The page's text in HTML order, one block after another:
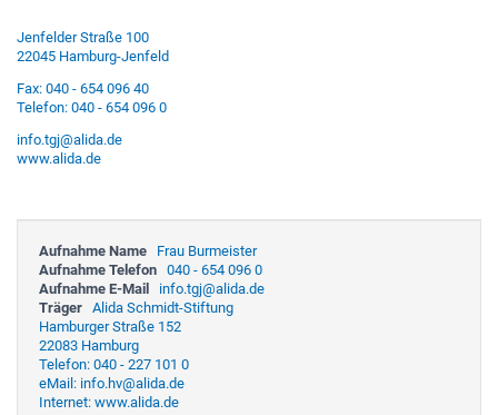
Jenfelder Straße 100
22045 Hamburg-Jenfeld
Fax: 040 - 654 096 40
Telefon: 040 - 654 096 0
info.tgj@alida.de
www.alida.de
Aufnahme Name
Frau Burmeister
Aufnahme Telefon 040 - 654 096 0
Aufnahme E-Mail
info.tgj@alida.de
Träger Alida Schmidt-Stiftung
Hamburger Straße 152
22083 Hamburg
Telefon: 040 - 227 101 0
eMail: info.hv@alida.de
Internet: www.alida.de